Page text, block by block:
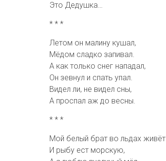
Это Дедушка…
* * *
Летом он малину кушал,
Мёдом сладко запивал.
А как только снег нападал,
Он зевнул и спать упал.
Видел ли, не видел сны,
А проспал аж до весны.
* * *
Мой белый брат во льдах живёт
И рыбу ест морскую,